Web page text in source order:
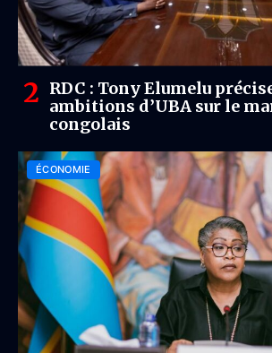
RDC : Tony Elumelu
ambitions d’UBA sur le
congolais
ÉCONOMIE